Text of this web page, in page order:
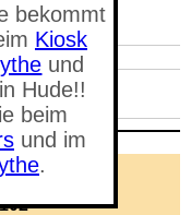
bekommt
Kiosk
und
Hude!!
beim
und im
.
- 50 von